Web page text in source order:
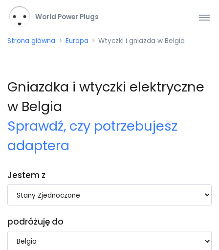
World Power Plugs
Strona główna Europa Wtyczki i gniazda w Belgia
Gniazdka i wtyczki elektryczne
w Belgia
Sprawdź, czy potrzebujesz
adaptera
Jestem z
podróżuję do